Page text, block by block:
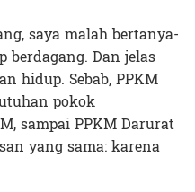
saya malah bertanya-
berdagang. Dan jelas
hidup. Sebab, PPKM
pokok
sampai PPKM Darurat
yang sama: karena